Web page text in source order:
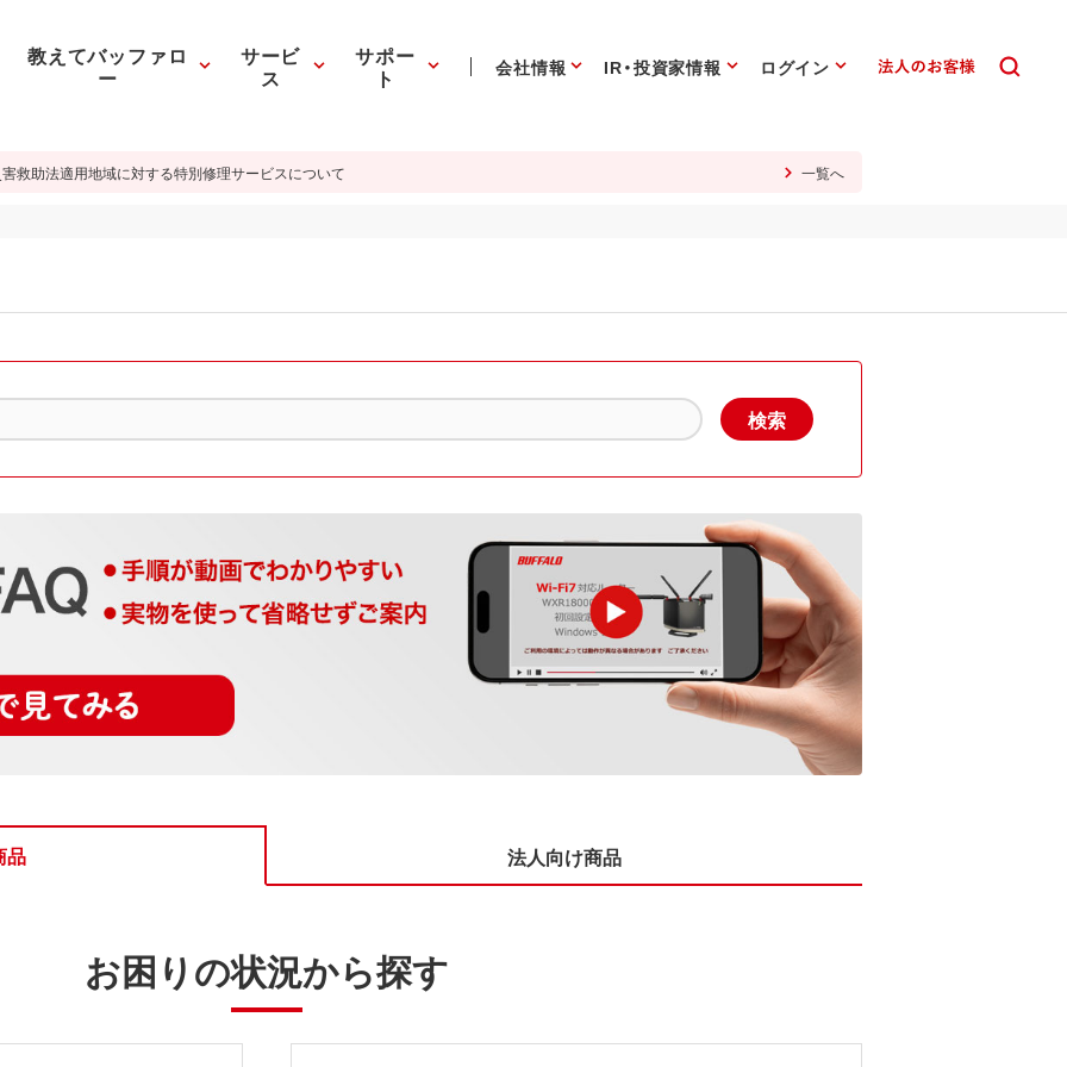
教えてバッファロ
ー
サービ
ス
サポー
ト 会社情報 IR・投資家情報 ログイン
救助法適用地域に対する特別修理サービスについて 一覧へ
品 法人向け商品
お困りの状況から探す